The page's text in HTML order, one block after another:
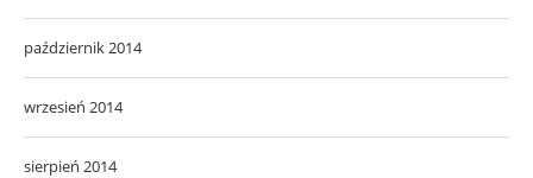
październik 2014
wrzesień 2014
sierpień 2014